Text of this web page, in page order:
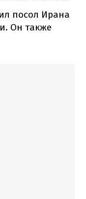
посол Ирана
Он также